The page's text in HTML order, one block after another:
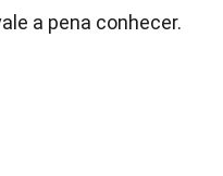
a pena conhecer.